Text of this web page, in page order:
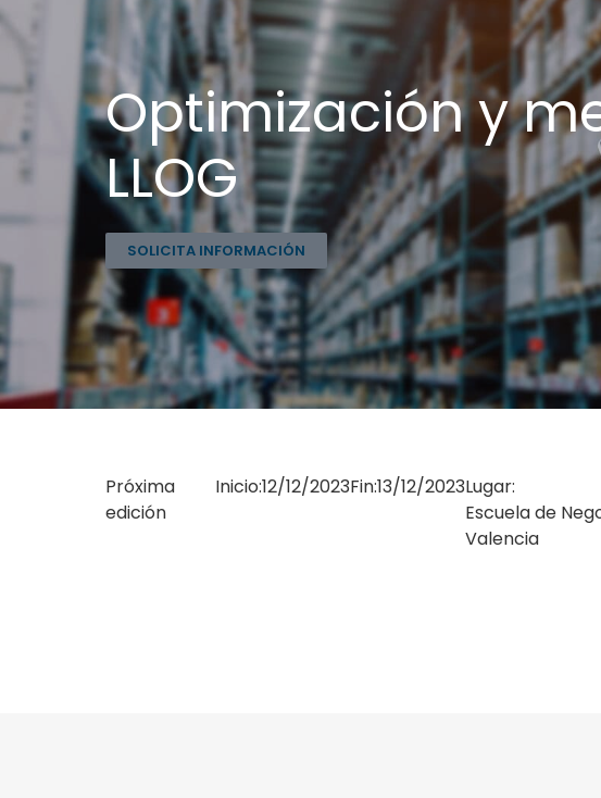
Optimización y
LLOG
SOLICITA INFORMACIÓN
Próxima
edición
Inicio:12/12/2023Fin:13/12/2023Lugar:
Escuela de
Valencia